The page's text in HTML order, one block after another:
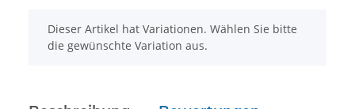
x
Dieser Artikel hat Variationen. Wählen Sie bitte
die gewünschte Variation aus.